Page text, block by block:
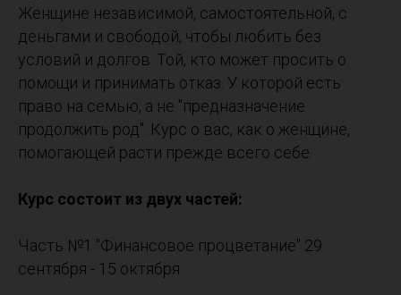
Женщине независимой, самостоятельной, с
деньгами и свободой, чтобы любить без
условий и долгов. Той, кто может просить о
помощи и принимать отказ. У которой есть
право на семью, а не "предназначение
продолжить род". Курс о вас, как о женщине,
помогающей расти прежде всего себе.
Курс состоит из двух частей:
Часть №1 "Финансовое процветание" 29
сентября - 15 октября.